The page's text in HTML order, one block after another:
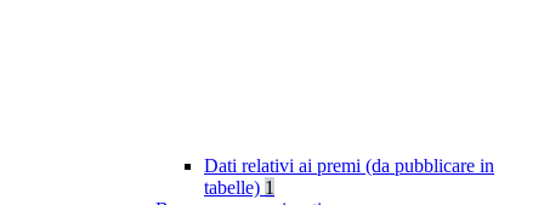
Dati relativi ai premi (da pubblicare in
tabelle) 1